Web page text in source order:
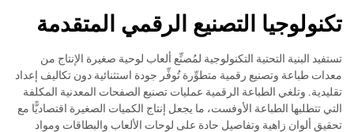
تكنولوجيا التصنيع الرقمي المتقدمة
تستفيد البنية التحتية التكنولوجية لمُصنِّع ألعاب لوحية صغيرة الإنتاج من
معدات طباعة وتصنيع رقمية متطوِّرة تُوفِّر جودة استثنائية دون تكاليف إعداد
تقليدية. وتلغي الطباعة الرقمية عمليات تصنيع الصفحات المعدنية المكلفة
التي تتطلبها الطباعة الأوفست، ما يجعل إنتاج الكميات الصغيرة اقتصاديًّا مع
تحقيق ألوان زاهية وتفاصيل حادة على لوحات الألعاب والبطاقات ومواد